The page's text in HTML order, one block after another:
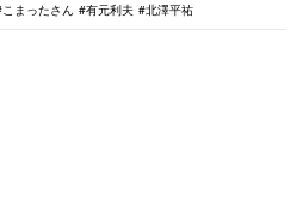
こまったさん
有元利夫 北澤平祐